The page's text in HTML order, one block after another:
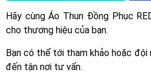
Hãy cùng Áo Thun Đồng Phục
cho thương hiệu của bạn.
Bạn có thể tới tham khảo hoặc đội
đến tận nơi tư vấn.